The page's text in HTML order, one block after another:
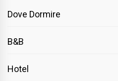
Dove Dormire
B&B
Hotel